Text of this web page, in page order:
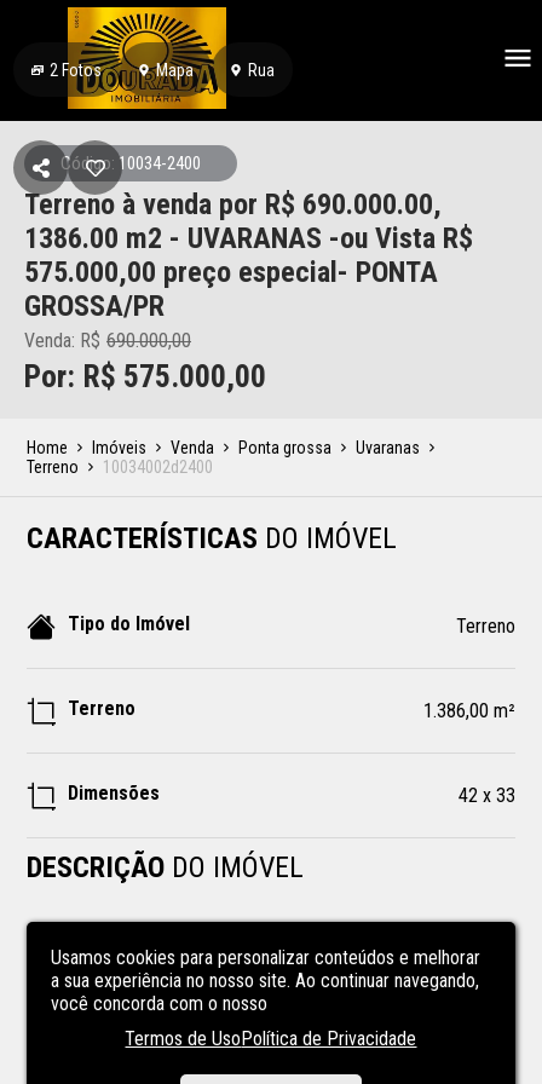
2 Fotos Mapa Rua
Código: 10034-2400
Terreno à venda por R$ 690.000.00,
1386.00 m2 - UVARANAS -ou Vista R$
575.000,00 preço especial- PONTA
GROSSA/PR
Venda: R$ 690.000,00
Por: R$ 575.000,00
Home Imóveis Venda Ponta grossa
Uvaranas
Terreno
10034002d2400
CARACTERÍSTICAS DO IMÓVEL
Tipo do Imóvel Terreno
Terreno 1.386,00 m²
Dimensões 42 x 33
DESCRIÇÃO DO IMÓVEL
Ótimo terreno plano medindo 42 mts de frente, 33 mts
ambos os lados e fundos 42 mts perfazendo  total
1.386,00 m², topografia plana,sito  RUA CONSELHEIRO
Usamos cookies para personalizar conteúdos e melhorar
a sua experiência no nosso site. Ao continuar navegando,
você concorda com o nosso
Termos de UsoPolítica de Privacidade